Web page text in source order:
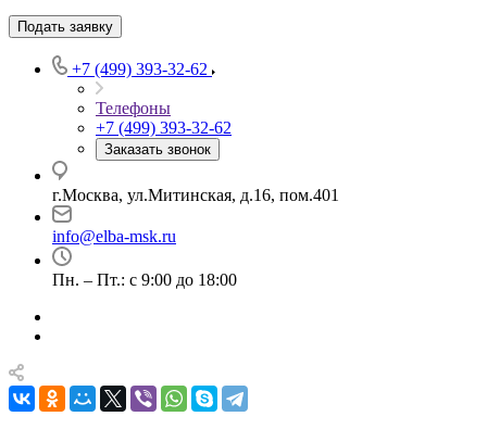
Подать заявку
+7 (499) 393-32-62
Телефоны
+7 (499) 393-32-62
Заказать звонок
г.Москва, ул.Митинская, д.16, пом.401
info@elba-msk.ru
Пн. – Пт.: с 9:00 до 18:00